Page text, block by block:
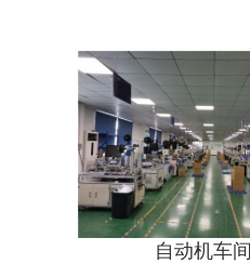
自动机车间